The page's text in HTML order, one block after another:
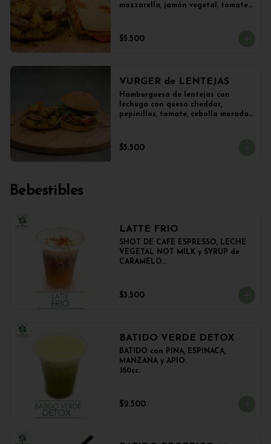
mozzarella, jamón vegetal, tomate,
$5.500
VURGER de LENTEJAS
Hamburguesa de lentejas con
lechuga con queso cheddar,
pepinillos, tomate, cebolla morada
$5.500
Bebestibles
LATTE FRIO
SHOT DE CAFE ESPRESSO, LECHE
VEGETAL NOT MILK y SYRUP de
CARAMELO
$3.500
BATIDO VERDE DETOX
BATIDO con PIÑA, ESPINACA,
MANZANA y APIO.
350cc.
$2.500